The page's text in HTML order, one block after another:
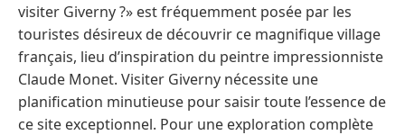
visiter Giverny ?» est fréquemment posée par les
touristes désireux de découvrir ce magnifique village
français, lieu d’inspiration du peintre impressionniste
Claude Monet. Visiter Giverny nécessite une
planification minutieuse pour saisir toute l’essence de
ce site exceptionnel. Pour une exploration complète